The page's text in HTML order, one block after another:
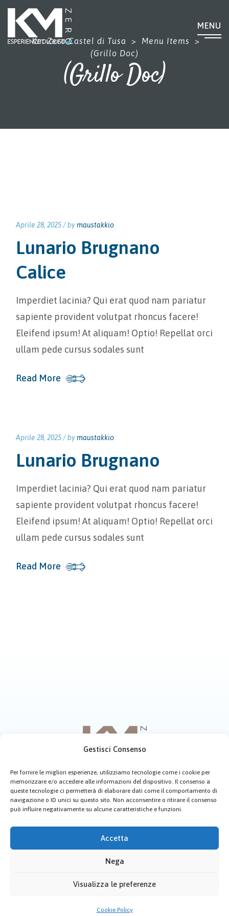
Gestisci Consenso
Per fornire le migliori esperienze, utilizziamo tecnologie come i cookie per
memorizzare e/o accedere alle informazioni del dispositivo. Il consenso a
queste tecnologie ci permetterà di elaborare dati come il comportamento di
navigazione o ID unici su questo sito. Non acconsentire o ritirare il consenso
può influire negativamente su alcune caratteristiche e funzioni.
Accetta
Nega
Visualizza le preferenze
Cookie Policy
MENU
Km Zero Castel di Tusa
> Menu Items
>
(Grillo Doc)
(Grillo Doc)
Aprile 28, 2025 /by maustakkio
Lunario Brugnano
Calice
Imperdiet lacinia? Qui erat quod nam pariatur
sapiente provident volutpat rhoncus facere!
Eleifend ipsum! At aliquam! Optio! Repellat orci
ullam pede cursus sodales sunt
Read More
Aprile 28, 2025 /by maustakkio
Lunario Brugnano
Imperdiet lacinia? Qui erat quod nam pariatur
sapiente provident volutpat rhoncus facere!
Eleifend ipsum! At aliquam! Optio! Repellat orci
ullam pede cursus sodales sunt
Read More
Home Chi siamo Menù
Contatti
Cookie Policy (UE)
Copyright © 2026 Km Zero Castel di Tusa.
Creato da:Maurizio Alfieri